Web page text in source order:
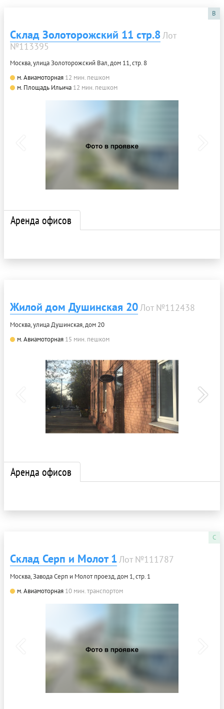
B
Склад Золоторожский 11 стр.8Лот
№113395
Москва, улица Золоторожский Вал, дом 11, стр. 8
м. Авиамоторная 12 мин. пешком
м. Площадь Ильича 12 мин. пешком
Аренда офисов
Жилой дом Душинская 20Лот №112438
Москва, улица Душинская, дом 20
м. Авиамоторная 15 мин. пешком
Аренда офисов
C
Склад Серп и Молот 1 Лот №111787
Москва, Завода Серп и Молот проезд, дом 1, стр. 1
м. Авиамоторная 10 мин. транспортом